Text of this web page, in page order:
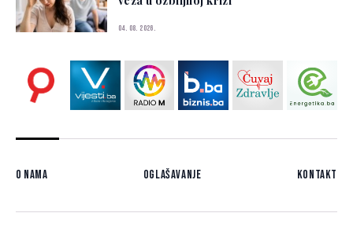
04. 08. 2026.
O nama Oglašavanje Kontakt